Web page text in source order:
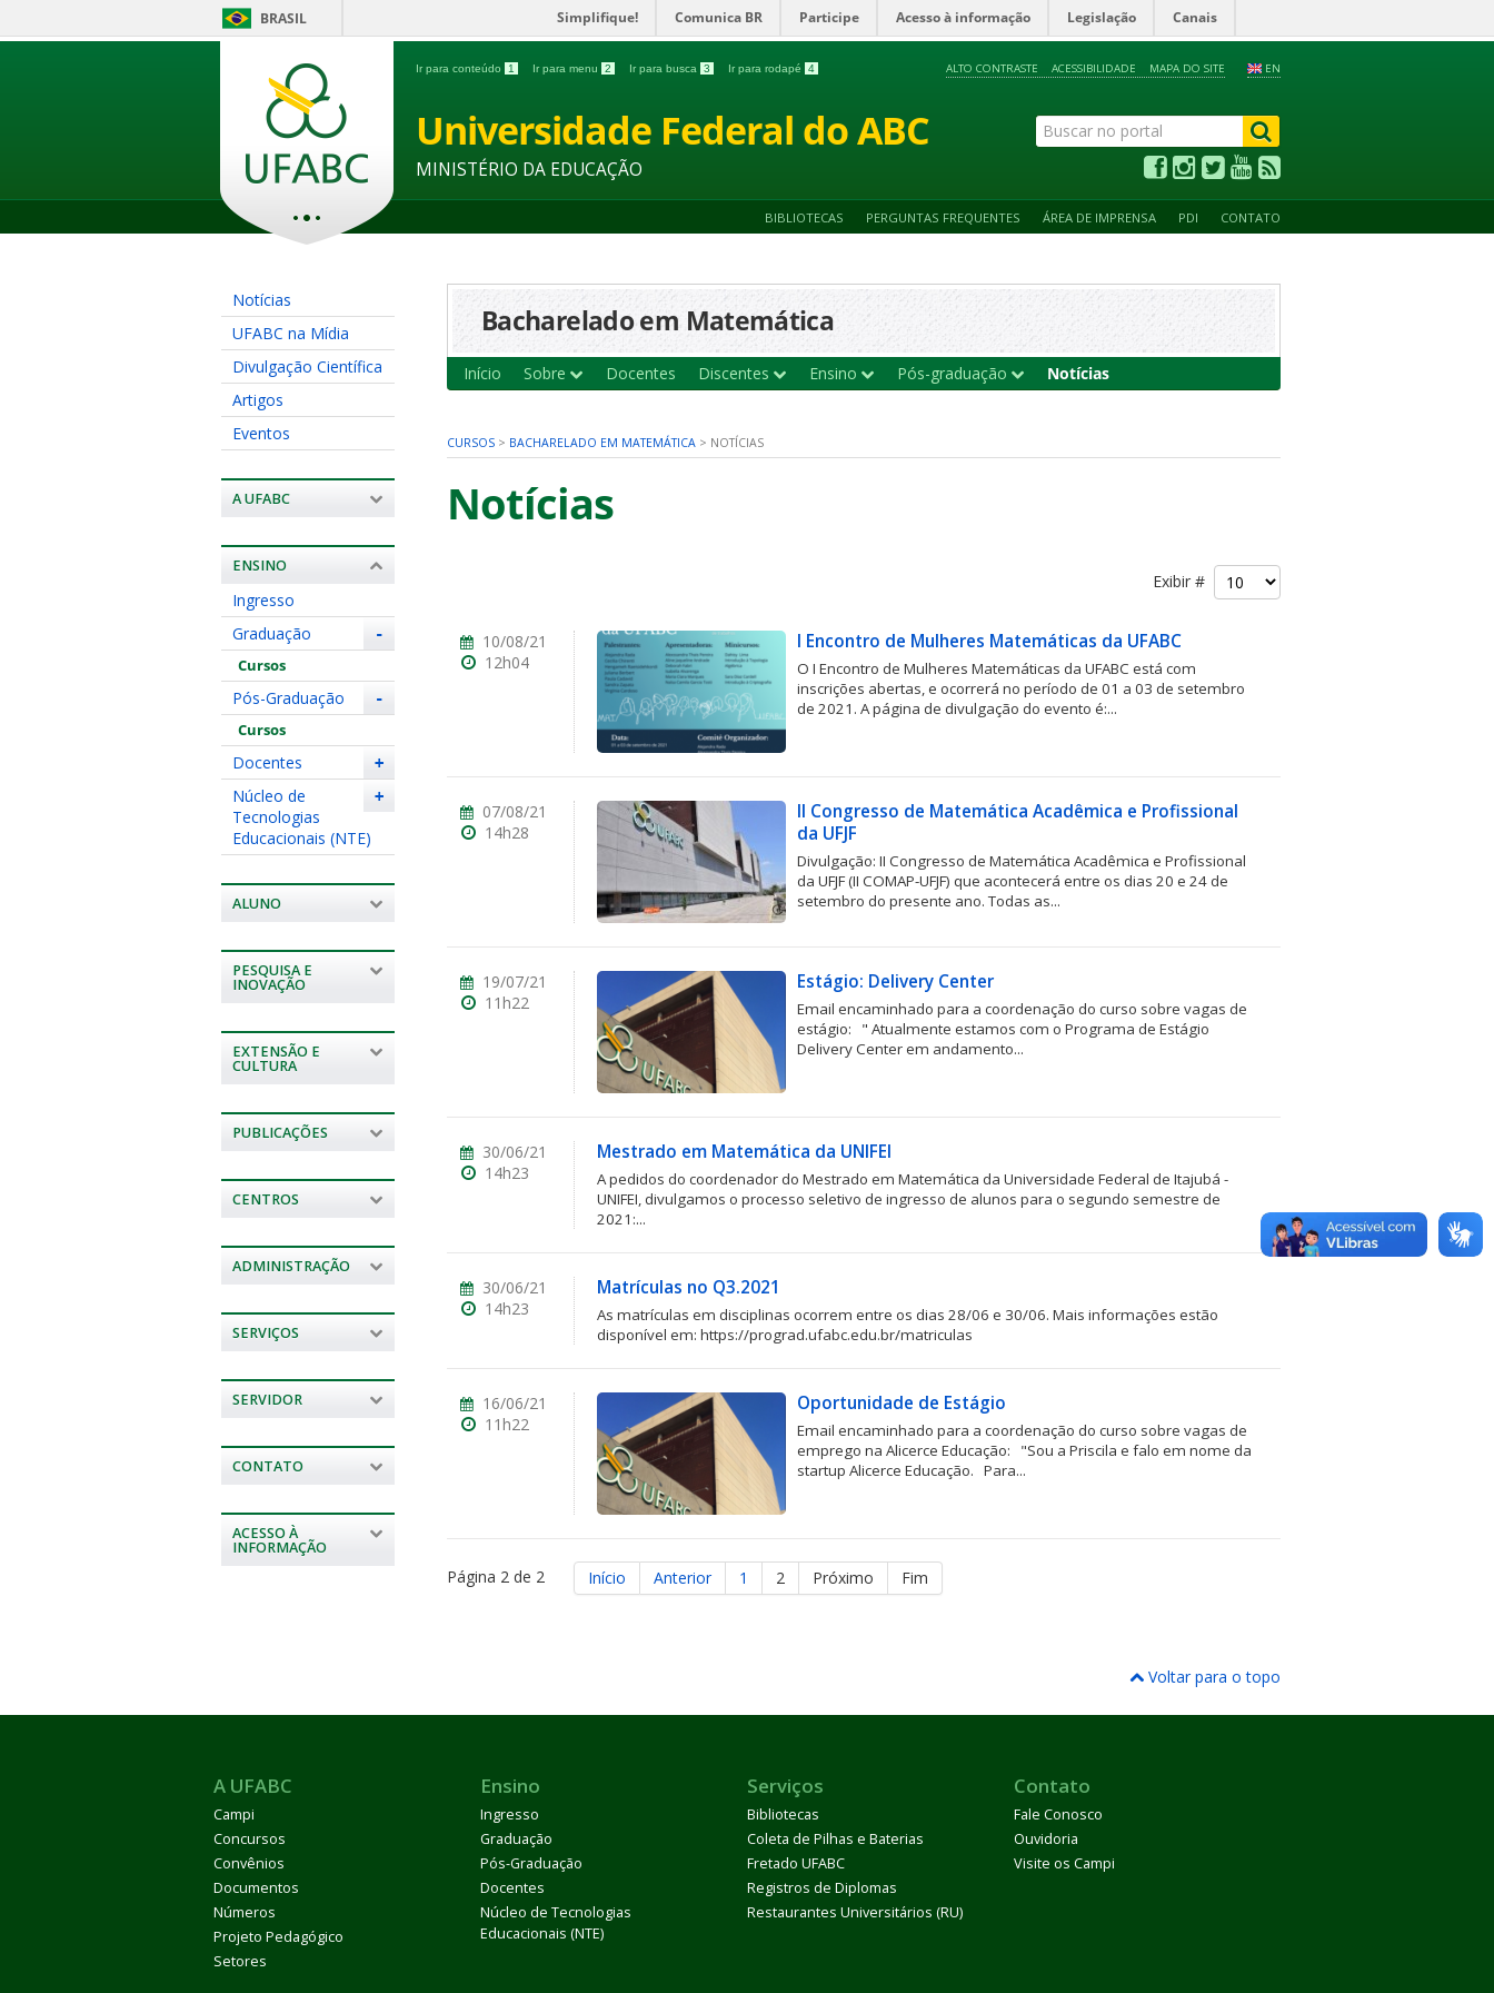
BRASIL Simplifique! Comunica BR Participe Acesso à informação Legislação Canais
Ir para conteúdo 1 Ir para menu 2 Ir para busca 3 Ir para rodapé 4 EN
ALTO CONTRASTE ACESSIBILIDADE MAPA DO SITE
Universidade Federal do ABC
MINISTÉRIO DA EDUCAÇÃO
BIBLIOTECAS PERGUNTAS FREQUENTES ÁREA DE IMPRENSA PDI CONTATO
Notícias
UFABC na Mídia
Divulgação Científica
Artigos
Eventos
A UFABC
ENSINO
Ingresso
-
Graduação
Cursos
-
Pós-Graduação
Cursos
+
Docentes
+
Núcleo de
Tecnologias
Educacionais (NTE)
ALUNO
PESQUISA E
INOVAÇÃO
EXTENSÃO E
CULTURA
PUBLICAÇÕES
CENTROS
ADMINISTRAÇÃO
SERVIÇOS
SERVIDOR
CONTATO
ACESSO À
INFORMAÇÃO
Bacharelado em Matemática
Início Sobre Docentes Discentes Ensino Pós-graduação Notícias
CURSOS > BACHARELADO EM MATEMÁTICA > NOTÍCIAS
Notícias
Exibir #
I Encontro de Mulheres Matemáticas da UFABC
O I Encontro de Mulheres Matemáticas da UFABC está com
inscrições abertas, e ocorrerá no período de 01 a 03 de setembro
de 2021. A página de divulgação do evento é:...
10/08/21
12h04
II Congresso de Matemática Acadêmica e Profissional
da UFJF
Divulgação: II Congresso de Matemática Acadêmica e Profissional
da UFJF (II COMAP-UFJF) que acontecerá entre os dias 20 e 24 de
setembro do presente ano. Todas as...
07/08/21
14h28
Estágio: Delivery Center
Email encaminhado para a coordenação do curso sobre vagas de
estágio: " Atualmente estamos com o Programa de Estágio
Delivery Center em andamento...
19/07/21
11h22
Mestrado em Matemática da UNIFEI
A pedidos do coordenador do Mestrado em Matemática da Universidade Federal de Itajubá -
UNIFEI, divulgamos o processo seletivo de ingresso de alunos para o segundo semestre de
2021:...
30/06/21
14h23
Matrículas no Q3.2021
As matrículas em disciplinas ocorrem entre os dias 28/06 e 30/06. Mais informações estão
disponível em: https://prograd.ufabc.edu.br/matriculas
30/06/21
14h23
Oportunidade de Estágio
Email encaminhado para a coordenação do curso sobre vagas de
emprego na Alicerce Educação: "Sou a Priscila e falo em nome da
startup Alicerce Educação. Para...
16/06/21
11h22
Página 2 de 2 Início Anterior 1 2 Próximo Fim
Voltar para o topo
A UFABC
Campi
Concursos
Convênios
Documentos
Números
Projeto Pedagógico
Setores
Ensino
Ingresso
Graduação
Pós-Graduação
Docentes
Núcleo de Tecnologias
Educacionais (NTE)
Serviços
Bibliotecas
Coleta de Pilhas e Baterias
Fretado UFABC
Registros de Diplomas
Restaurantes Universitários (RU)
Contato
Fale Conosco
Ouvidoria
Visite os Campi